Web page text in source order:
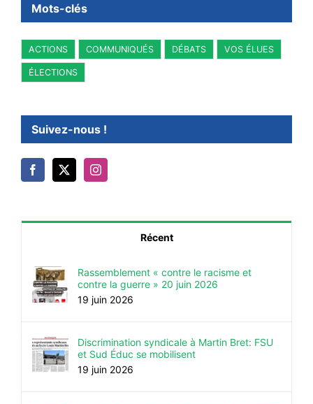
Mots-clés
ACTIONS COMMUNIQUÉS DÉBATS VOS ÉLUES
ÉLECTIONS
Suivez-nous !
Récent
Rassemblement « contre le racisme et
contre la guerre » 20 juin 2026
19 juin 2026
Discrimination syndicale à Martin Bret: FSU
et Sud Éduc se mobilisent
19 juin 2026